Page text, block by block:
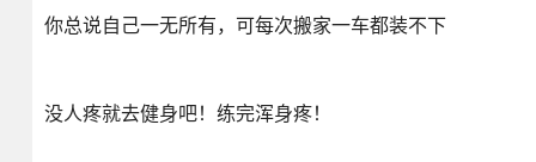
你总说自己一无所有，可每次搬家一车都装不下
没人疼就去健身吧！练完浑身疼！